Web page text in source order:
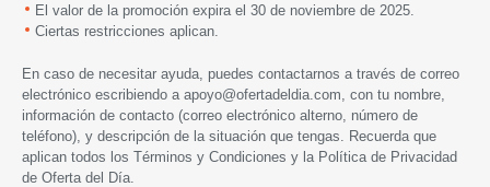
El valor de la promoción expira el 30 de noviembre de 2025.
Ciertas restricciones aplican.
En caso de necesitar ayuda, puedes contactarnos a través de correo
electrónico escribiendo a apoyo@ofertadeldia.com , con tu nombre,
información de contacto (correo electrónico alterno, número de
teléfono), y descripción de la situación que tengas. Recuerda que
aplican todos los Términos y Condiciones y la Política de Privacidad
de Oferta del Día.